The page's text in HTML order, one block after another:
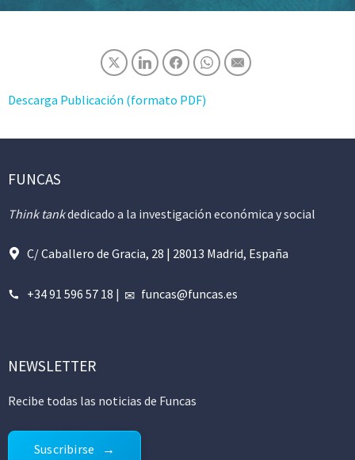
Descarga Publicación (formato PDF)
FUNCAS
Think tankdedicado a la investigación económica y social
C/ Caballero de Gracia, 28 | 28013 Madrid, España
+34 91 596 57 18 | funcas@funcas.es
NEWSLETTER
Recibe todas las noticias de Funcas
Suscribirse